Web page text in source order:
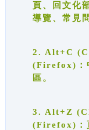
頁、回文化
導覽、常見
2. Alt+C
(Firefox)：
區。
3. Alt+Z
(Firefox)：